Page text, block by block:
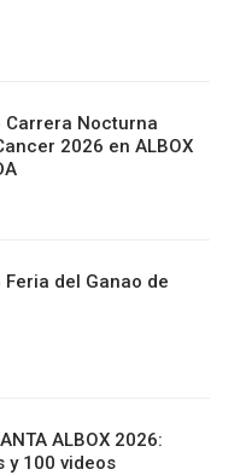
Carrera Nocturna
2026 en ALBOX
del Ganao de
ALBOX 2026:
y 100 videos